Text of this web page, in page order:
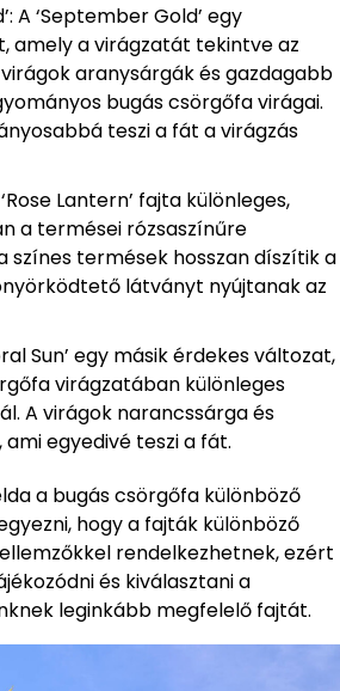
A ‘September Gold’ egy
amely a virágzatát tekintve az
aranysárgák és gazdagabb
bugás csörgőfa virágai.
teszi a fát a virágzás
Lantern’ fajta különleges,
a termései rózsaszínűre
színes termések hosszan díszítik a
látványt nyújtanak az
Sun’ egy másik érdekes változat,
virágzatában különleges
A virágok narancssárga és
egyedivé teszi a fát.
a bugás csörgőfa különböző
hogy a fajták különböző
rendelkezhetnek, ezért
és kiválasztani a
leginkább megfelelő fajtát.